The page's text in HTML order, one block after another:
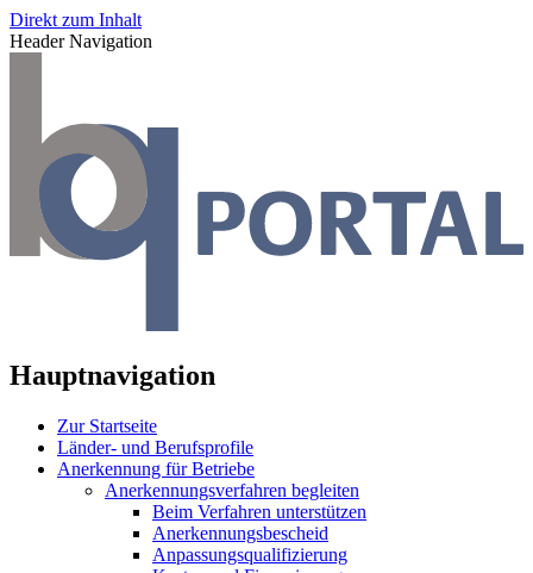
Direkt zum Inhalt
Header Navigation
Hauptnavigation
Zur Startseite
Länder- und Berufsprofile
Anerkennung für Betriebe
Anerkennungsverfahren begleiten
Beim Verfahren unterstützen
Anerkennungsbescheid
Anpassungsqualifizierung